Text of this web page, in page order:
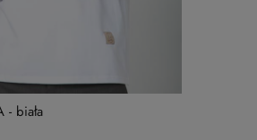
- biała